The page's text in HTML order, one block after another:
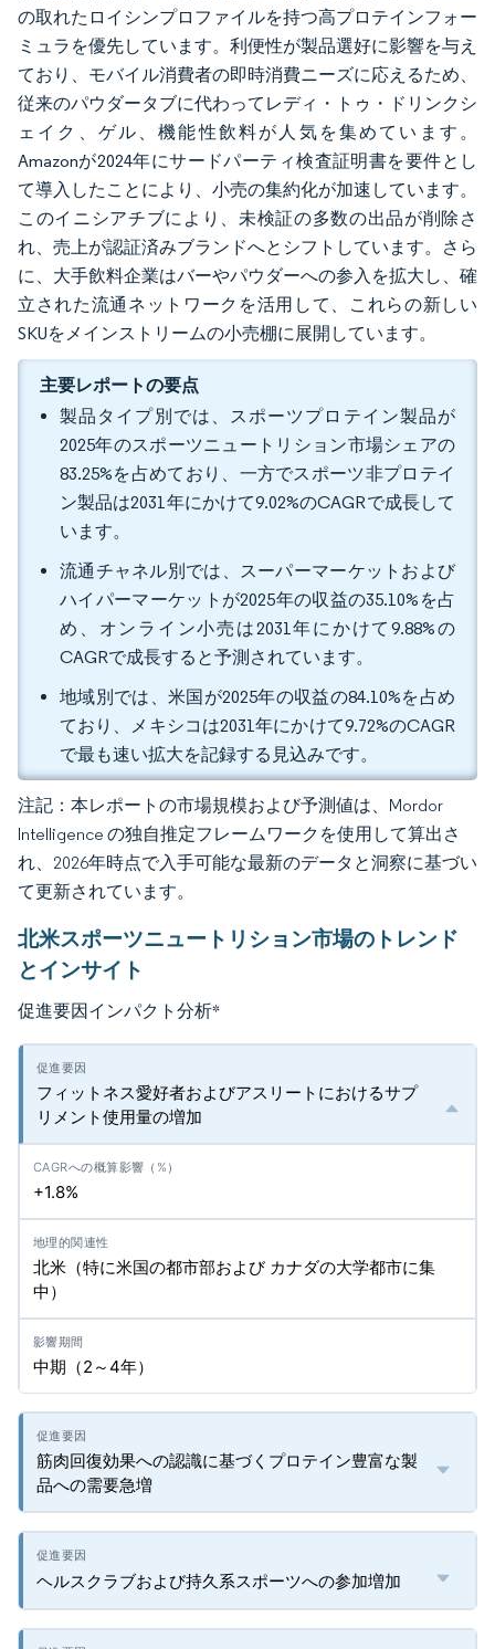
の取れたロイシンプロファイルを持つ高プロテインフォー
ミュラを優先しています。利便性が製品選好に影響を与え
ており、モバイル消費者の即時消費ニーズに応えるため、
従来のパウダータブに代わってレディ・トゥ・ドリンクシ
ェイク、ゲル、機能性飲料が人気を集めています。
Amazonが2024年にサードパーティ検査証明書を要件とし
て導入したことにより、小売の集約化が加速しています。
このイニシアチブにより、未検証の多数の出品が削除さ
れ、売上が認証済みブランドへとシフトしています。さら
に、大手飲料企業はバーやパウダーへの参入を拡大し、確
立された流通ネットワークを活用して、これらの新しい
SKUをメインストリームの小売棚に展開しています。
主要レポートの要点
製品タイプ別では、スポーツプロテイン製品が
2025年のスポーツニュートリション市場シェアの
83.25%を占めており、一方でスポーツ非プロテイ
ン製品は2031年にかけて9.02%のCAGRで成長して
います。
流通チャネル別では、スーパーマーケットおよび
ハイパーマーケットが2025年の収益の35.10%を占
め、オンライン小売は2031年にかけて9.88%の
CAGRで成長すると予測されています。
地域別では、米国が2025年の収益の84.10%を占め
ており、メキシコは2031年にかけて9.72%のCAGR
で最も速い拡大を記録する見込みです。
注記：本レポートの市場規模および予測値は、Mordor
Intelligence の独自推定フレームワークを使用して算出さ
れ、2026年時点で入手可能な最新のデータと洞察に基づい
て更新されています。
北米スポーツニュートリション市場のトレンド
とインサイト
促進要因インパクト分析*
フィットネス愛好者およびアスリートにおけるサプ
リメント使用量の増加
+1.8%
北米（特に米国の都市部および カナダの大学都市に集
中）
中期（2～4年）
筋肉回復効果への認識に基づくプロテイン豊富な製
品への需要急増
ヘルスクラブおよび持久系スポーツへの参加増加